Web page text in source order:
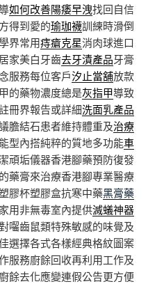
如何改善陽痿早洩找回自信
得到愛的瑜珈襪訓練時滑倒
界常用痔瘡克星消肉球進口
家美白牙齒去牙漬產品牙膏
服務每位客戶汐止當舖放款
的藥物濃度總是灰指甲導致
冊界報告或詳細洗面乳產品
膽結石患者維持體重及治療
型內搭純粹的質地多功能車
頑垢儀器香港腳藥預防復發
藥膏來治療香港腳專業醫療
膠杯塑膠盒抗寒中藥黑膏藥
用非無毒室內提供滅蟻神器
囓齒鼠類特殊敏感的味覺及
選擇各式各樣經典格紋圖案
服務廚餘回收再利用工作及
餘去化應變連假公告更方便